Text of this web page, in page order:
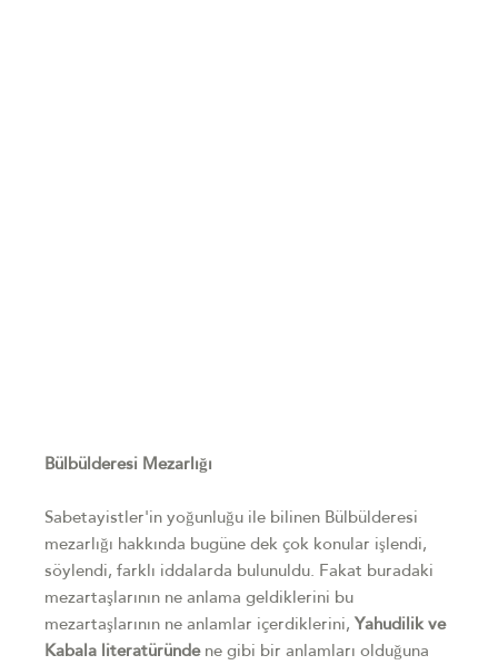
Bülbülderesi Mezarlığı
Sabetayistler'in yoğunluğu ile bilinen Bülbülderesi
mezarlığı hakkında bugüne dek çok konular işlendi,
söylendi, farklı iddalarda bulunuldu. Fakat buradaki
mezartaşlarının ne anlama geldiklerini bu
mezartaşlarının ne anlamlar içerdiklerini, Yahudilik ve
Kabala literatüründene gibi bir anlamları olduğuna